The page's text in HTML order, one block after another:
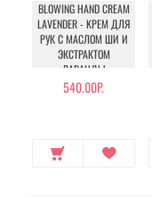
BLOWING HAND CREAM
LAVENDER - KРЕМ ДЛЯ
РУК С МАСЛОМ ШИ И
ЭКСТРАКТОМ
ЛАВАНДЫ
540.00Р.